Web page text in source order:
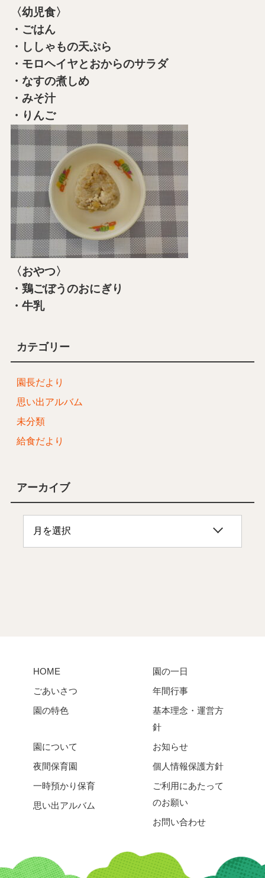
〈幼児食〉
・ごはん
・ししゃもの天ぷら
・モロヘイヤとおからのサラダ
・なすの煮しめ
・みそ汁
・りんご
〈おやつ〉
・鶏ごぼうのおにぎり
・牛乳
カテゴリー
園長だより
思い出アルバム
未分類
給食だより
アーカイブ
HOME
ごあいさつ
園の特色
園の一日
年間行事
基本理念・運営方
針
園について
夜間保育園
一時預かり保育
思い出アルバム
お知らせ
個人情報保護方針
ご利用にあたって
のお願い
お問い合わせ